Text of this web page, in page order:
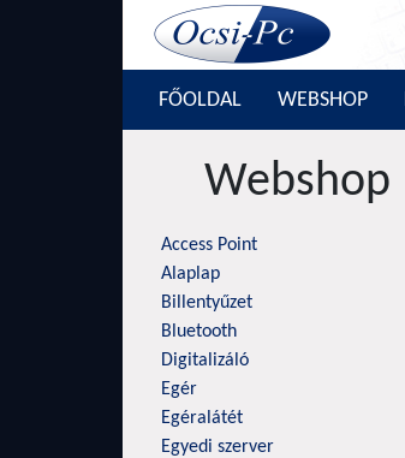
FŐOLDAL WEBSHOP
Webshop
Access Point
Alaplap
Billentyűzet
Bluetooth
Digitalizáló
Egér
Egéralátét
Egyedi szerver